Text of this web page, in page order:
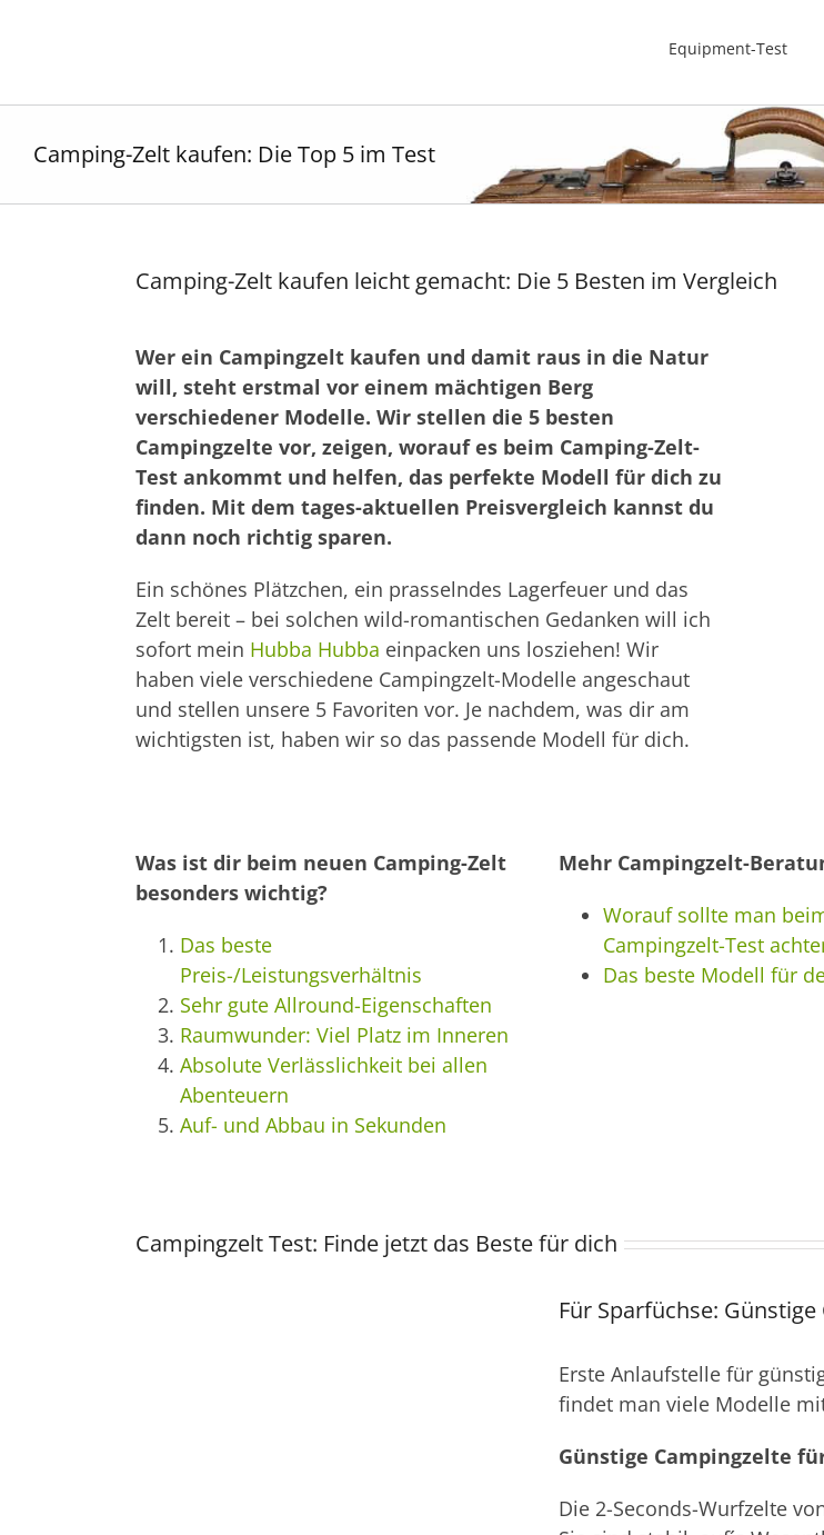
Equipment-Test
Camping-Zelt kaufen: Die Top 5 im Test
Camping-Zelt kaufen leicht gemacht: Die 5 Besten im Vergleich
Wer ein Campingzelt kaufen und damit raus in die Natur
will, steht erstmal vor einem mächtigen Berg
verschiedener Modelle. Wir stellen die 5 besten
Campingzelte vor, zeigen, worauf es beim Camping-Zelt-
Test ankommt und helfen, das perfekte Modell für dich zu
finden. Mit dem tages-aktuellen Preisvergleich kannst du
dann noch richtig sparen.
Ein schönes Plätzchen, ein prasselndes Lagerfeuer und das
Zelt bereit – bei solchen wild-romantischen Gedanken will ich
sofort mein Hubba Hubba einpacken uns losziehen! Wir
haben viele verschiedene Campingzelt-Modelle angeschaut
und stellen unsere 5 Favoriten vor. Je nachdem, was dir am
wichtigsten ist, haben wir so das passende Modell für dich.
Was ist dir beim neuen Camping-Zelt
besonders wichtig?
Das beste
Preis-/Leistungsverhältnis
Sehr gute Allround-Eigenschaften
Raumwunder: Viel Platz im Inneren
Absolute Verlässlichkeit bei allen
Abenteuern
Auf- und Abbau in Sekunden
Mehr Campingzelt-
Worauf sollte man
Campingzelt-Test
Das beste Modell für
Campingzelt Test: Finde jetzt das Beste für dich
Für Sparfüchse:
Erste Anlaufstelle für
findet man viele Modelle
Günstige Campingzelte
Die 2-Seconds-Wurfzelte